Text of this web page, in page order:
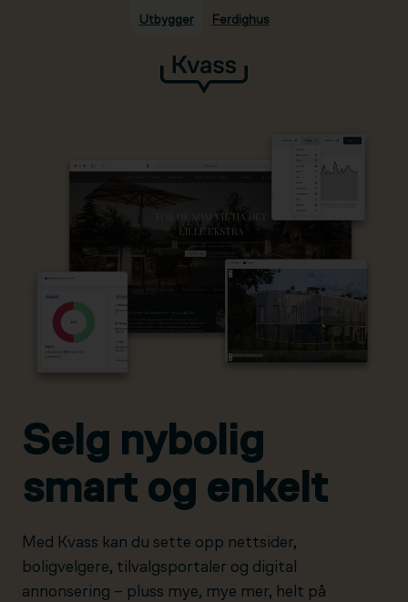
Hopp til hovedinnhold
Utbygger Ferdighus
Selg nybolig
smart og enkelt
Med Kvass kan du sette opp nettsider,
boligvelgere, tilvalgsportaler og digital
annonsering – pluss mye, mye mer, helt på